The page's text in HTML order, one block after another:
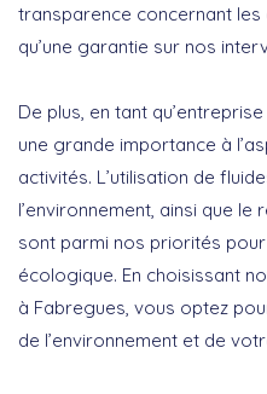
transparence concernant
qu’une garantie sur nos
De plus, en tant
une grande importance à
activités. L’utilisation de
l’environnement , ainsi que le
sont parmi nos priorités
écologique. En choisissant
à Fabregues, vous optez
de l’environnement et de